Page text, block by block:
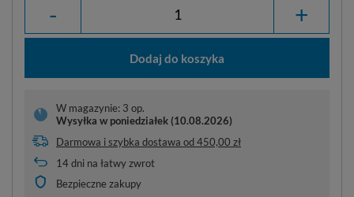
- +
Dodaj do koszyka
W magazynie: 3 op.
Wysyłka w poniedziałek (10.08.2026)
Darmowa i szybka dostawa od450,00 zł
14dni na łatwy zwrot
Bezpieczne zakupy